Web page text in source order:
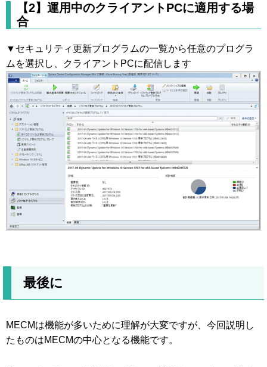
【2】運用中のクライアントPCに適用する場
合
▼セキュリティ更新プログラムの一覧から任意のプログラ
ムを選択し、クライアントPCに配信します
最後に
MECMは機能が多いために理解が大変ですが、今回説明し
たものはMECMの中心となる機能です。